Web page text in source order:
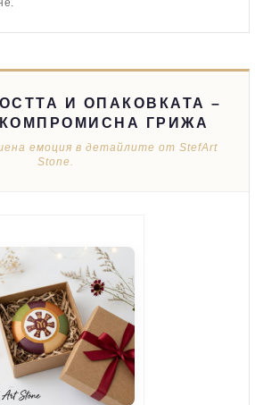
И ОПАКОВКАТА –
ГРИЖА
емоция в детайлите от StefArt
Stone.